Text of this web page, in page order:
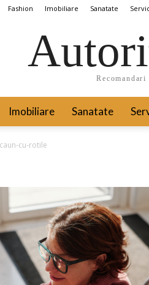
Fashion Imobiliare Sanatate
Imobiliare Sanatate
cu-rotile